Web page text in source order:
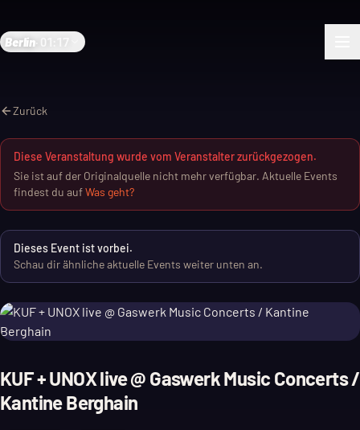
Berlin 01:17
Zurück
Diese Veranstaltung wurde vom Veranstalter zurückgezogen.
Sie ist auf der Originalquelle nicht mehr verfügbar. Aktuelle Events
findest du aufWas geht?
Dieses Event ist vorbei.
Schau dir ähnliche aktuelle Events weiter unten an.
KUF + UNOX live @ Gaswerk Music Concerts /
Kantine Berghain